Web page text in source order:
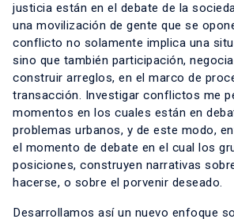
justicia están en el debate de la
una movilización de gente que se
conflicto no solamente implica una
sino que también participación,
construir arreglos, en el marco de
transacción. Investigar conflictos me
momentos en los cuales están en
problemas urbanos, y de este modo,
el momento de debate en el cual los
posiciones, construyen narrativas
hacerse, o sobre el porvenir deseado.
Desarrollamos así un nuevo enfoque